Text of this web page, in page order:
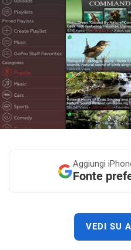
Aggiungi
Fonte
VEDI SU